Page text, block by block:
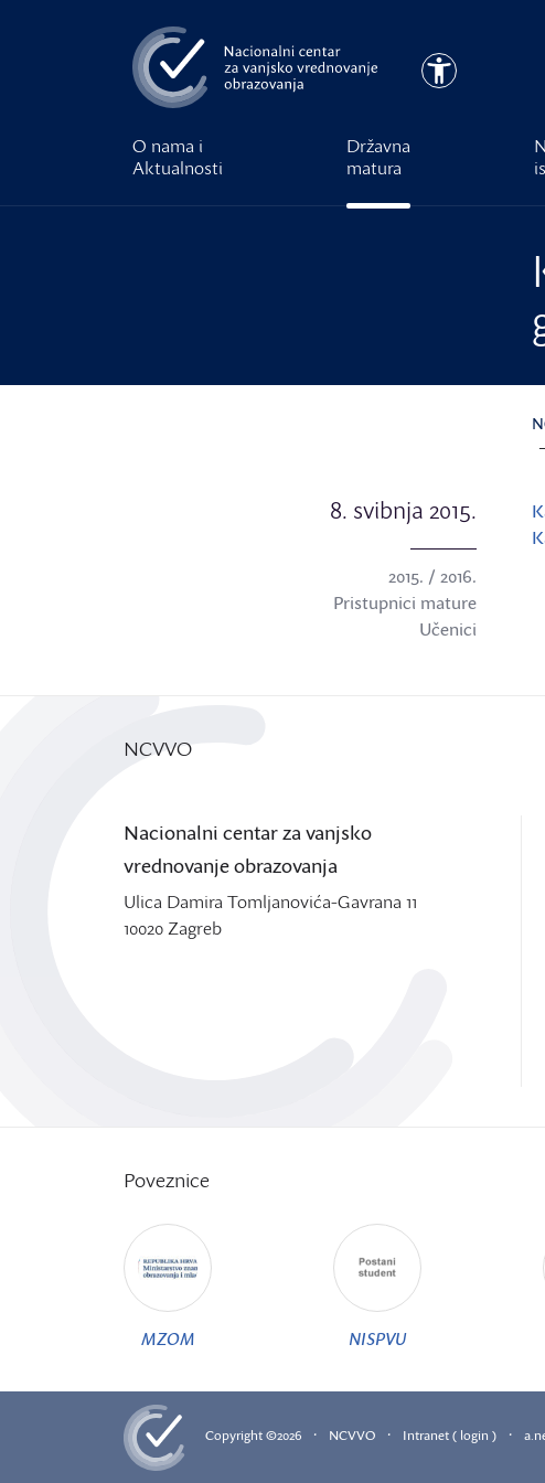
Pristupačnost
O nama i
Aktualnosti
Državna
matura
8. svibnja 2015.
2015. / 2016.
Pristupnici mature
Učenici
NCVVO
Nacionalni centar za vanjsko
vrednovanje obrazovanja
Ulica Damira Tomljanovića-Gavrana 11
10020 Zagreb
Poveznice
MZOM NISPVU
Copyright ©2026 · NCVVO · Intranet ( login ) ·